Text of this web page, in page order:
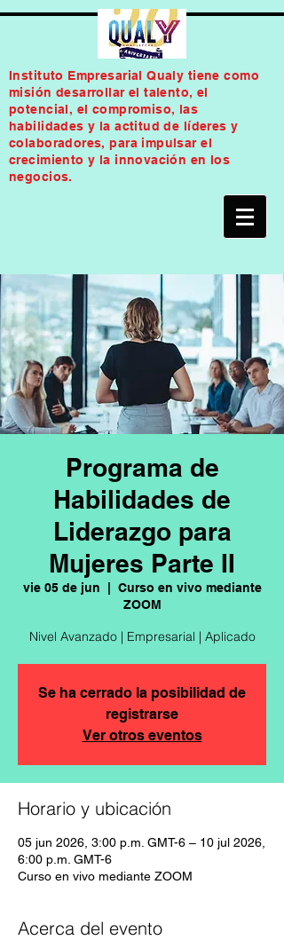
Instituto Empresarial Qualy tiene como
misión desarrollar el talento, el
potencial, el compromiso, las
habilidades y la actitud de líderes y
colaboradores, para impulsar el
crecimiento y la innovación en los
negocios.
Programa de
Habilidades de
Liderazgo para
Mujeres Parte II
vie 05 de jun
Curso en vivo mediante
ZOOM
Nivel Avanzado | Empresarial | Aplicado
Se ha cerrado la posibilidad de
registrarse
Ver otros eventos
Horario y ubicación
05 jun 2026, 3:00 p.m. GMT-6 – 10 jul 2026,
6:00 p.m. GMT-6
Curso en vivo mediante ZOOM
Acerca del evento